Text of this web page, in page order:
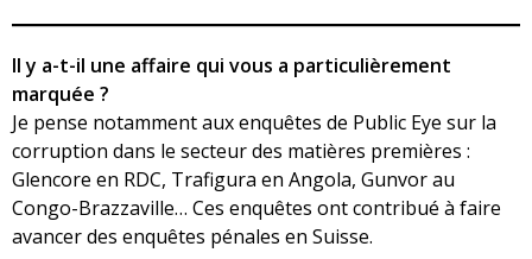
Il y a-t-il une affaire qui vous a particulièrement
marquée ?
Je pense notamment aux enquêtes de Public Eye sur la
corruption dans le secteur des matières premières :
Glencore en RDC, Trafigura en Angola, Gunvor au
Congo-Brazzaville… Ces enquêtes ont contribué à faire
avancer des enquêtes pénales en Suisse.